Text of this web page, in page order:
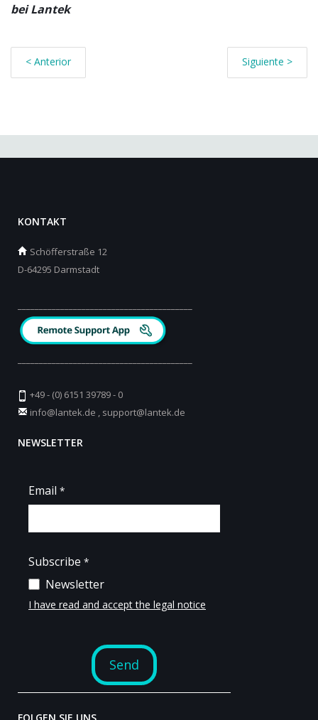
bei Lantek
< Anterior Siguiente >
KONTAKT
Schöfferstraße 12
D-64295 Darmstadt
+49 - (0) 6151 39789 - 0
info@lantek.de , support@lantek.de
NEWSLETTER